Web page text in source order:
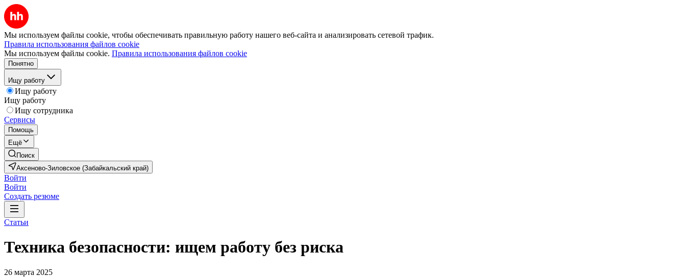
Мы используем файлы cookie, чтобы обеспечивать правильную работу нашего веб-сайта и анализировать сетевой трафик.
Правила использования файлов cookie
Мы используем файлы cookie. Правила использования файлов cookie
Понятно
Ищу работу
Ищу работу
Ищу работу
Ищу сотрудника
Сервисы
Помощь
Ещё
Поиск
Аксеново-Зиловское (Забайкальский край)
Войти
Войти
Создать резюме
Статьи
Техника безопасности: ищем работу без риска
26 марта 2025